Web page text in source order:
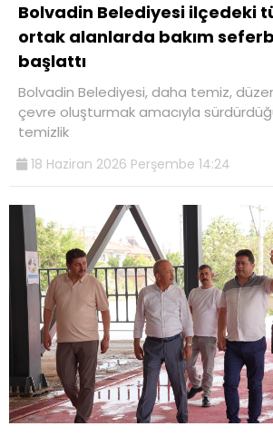
Bolvadin Belediyesi ilçedeki
ortak alanlarda bakım
başlattı
Bolvadin Belediyesi, daha temiz,
çevre oluşturmak amacıyla
temizlik
18 Haziran 2026 Perşembe 14:24